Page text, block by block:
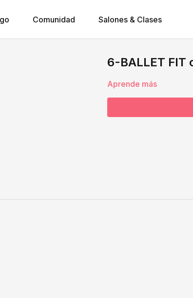
Comunidad Salones & Clases
6-BALLET FIT
Aprende más